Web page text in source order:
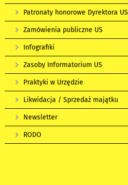
Patronaty honorowe Dyrektora US
Zamówienia publiczne US
Infografiki
Zasoby Informatorium US
Praktyki w Urzędzie
Likwidacja / Sprzedaż majątku
Newsletter
RODO